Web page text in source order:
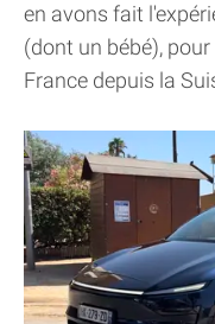
en avons fait
(dont un bébé),
France depuis la